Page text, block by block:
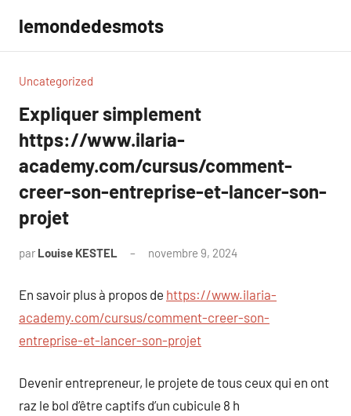
contenu
lemondedesmots
Uncategorized
Expliquer simplement
https://www.ilaria-
academy.com/cursus/comment-
creer-son-entreprise-et-lancer-son-
projet
par Louise KESTEL novembre 9, 2024
En savoir plus à propos de https://www.ilaria-
academy.com/cursus/comment-creer-son-
entreprise-et-lancer-son-projet
Devenir entrepreneur, le projete de tous ceux qui en ont
raz le bol d’être captifs d’un cubicule 8 h